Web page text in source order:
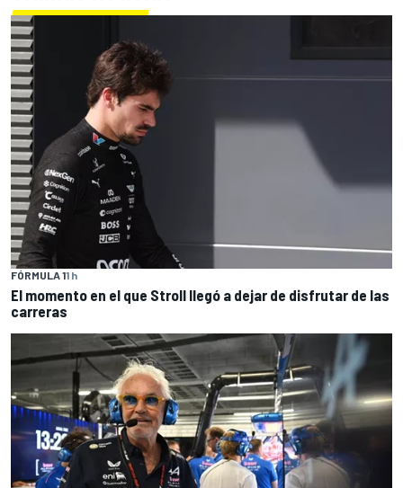
FÓRMULA 11 h
El momento en el que Stroll llegó a dejar de disfrutar de las
carreras